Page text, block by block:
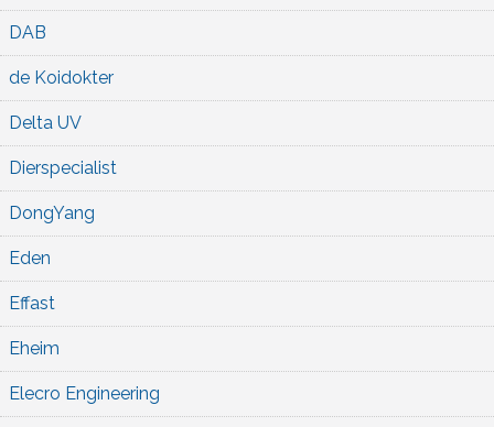
DAB
de Koidokter
Delta UV
Dierspecialist
DongYang
Eden
Effast
Eheim
Elecro Engineering